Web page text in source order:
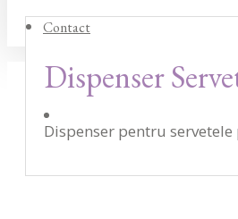
Contact
Dispenser
Dispenser pentru